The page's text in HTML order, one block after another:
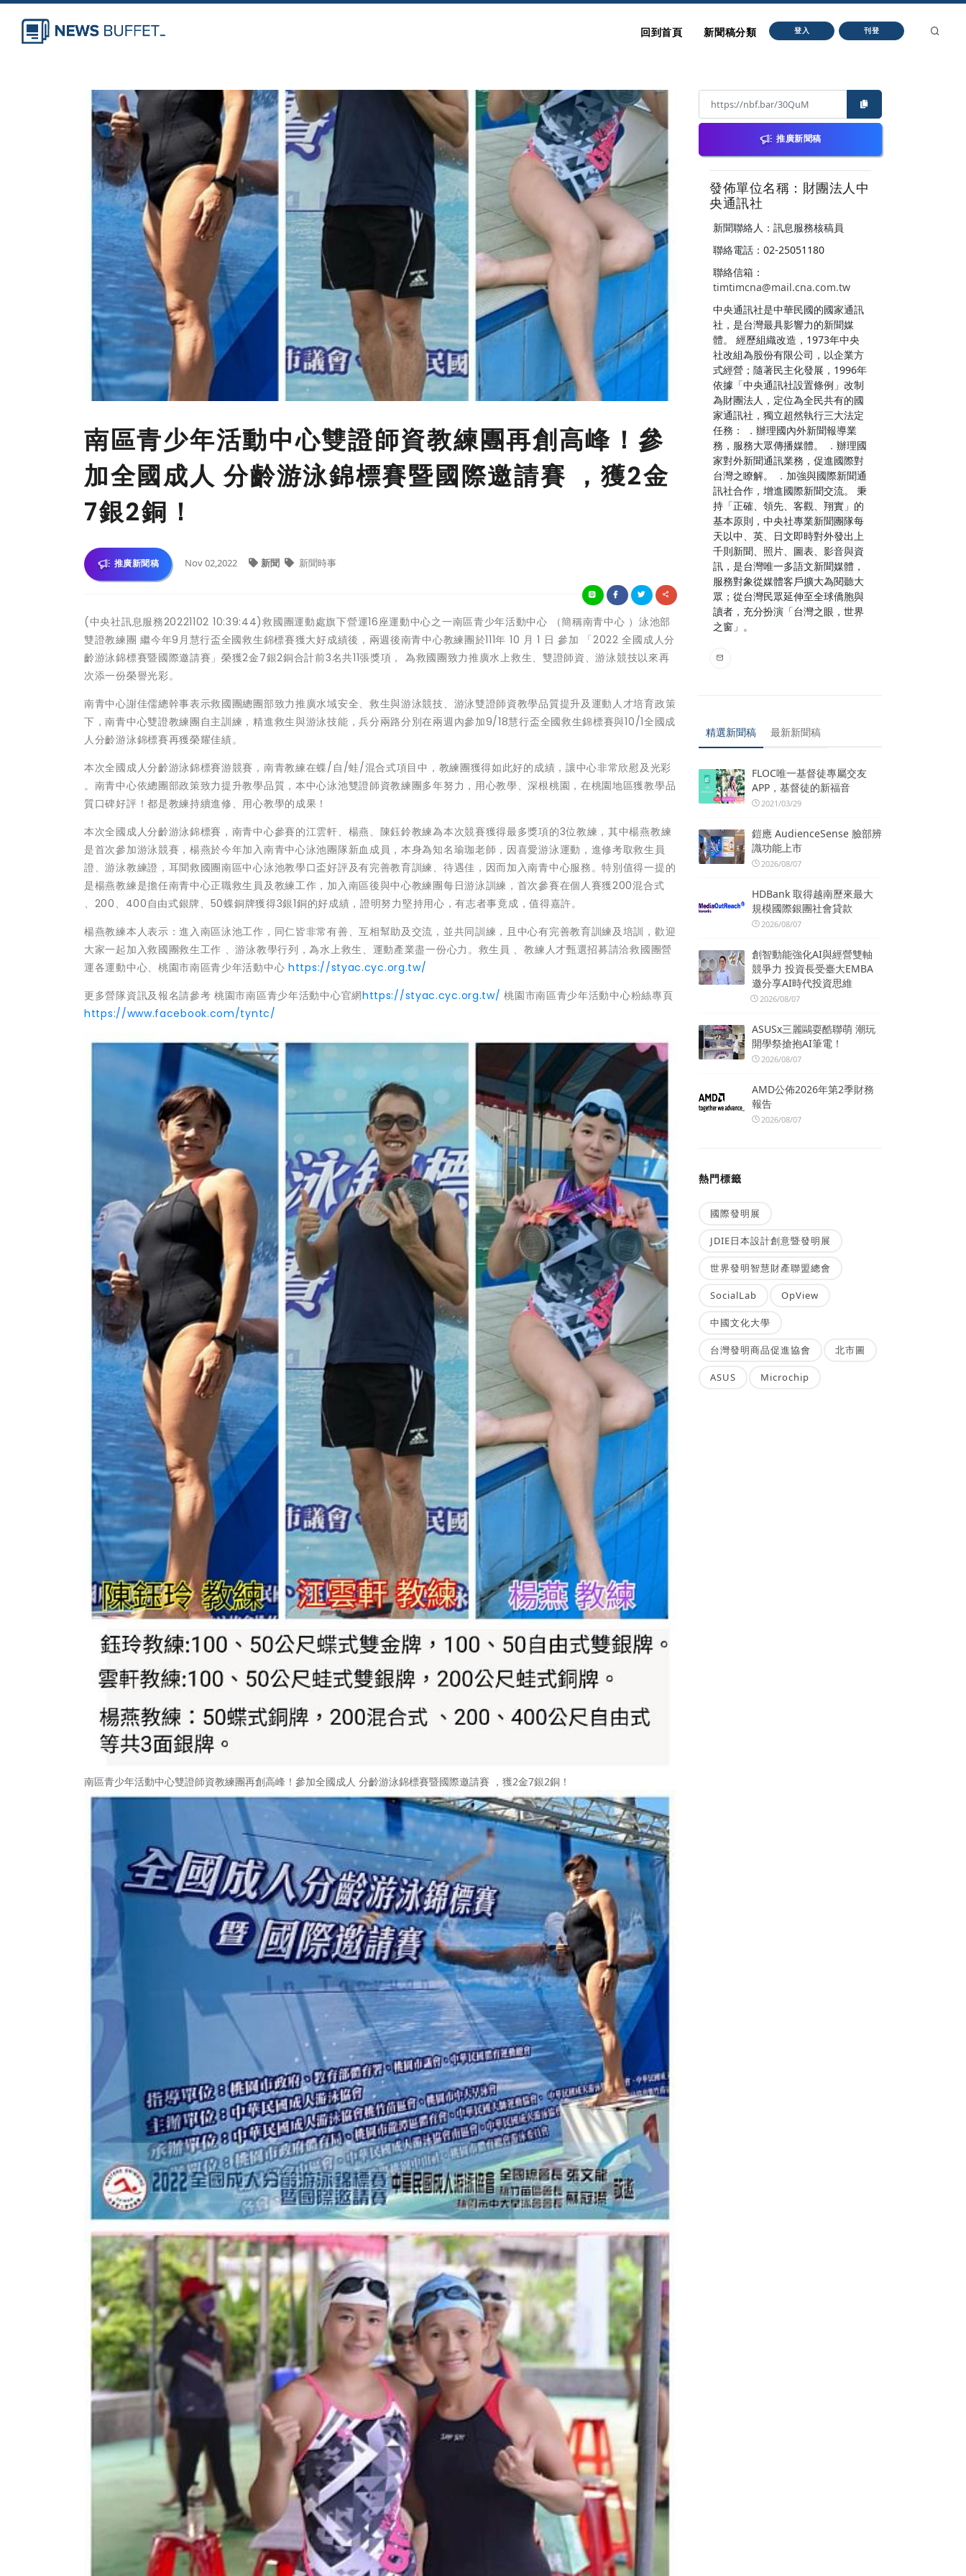
回到首頁 新聞稿分類 登入 刊登
南區青少年活動中心雙證師資教練團再創高峰！參
加全國成人 分齡游泳錦標賽暨國際邀請賽 ，獲2金
7銀2銅！
推廣新聞稿 Nov 02,2022 新聞 新聞時事
(中央社訊息服務20221102 10:39:44)救國團運動處旗下營運16座運動中心之一南區青少年活動中心 （簡稱南青中心 ）泳池部
雙證教練團 繼今年9月慧行盃全國救生錦標賽獲大好成績後，兩週後南青中心教練團於111年 10 月 1 日 參加 「2022 全國成人分
齡游泳錦標賽暨國際邀請賽」榮獲2金7銀2銅合計前3名共11張獎項， 為救國團致力推廣水上救生、雙證師資、游泳競技以來再
次添一份榮譽光彩。
南青中心謝佳儒總幹事表示救國團總團部致力推廣水域安全、救生與游泳競技、游泳雙證師資教學品質提升及運動人才培育政策
下，南青中心雙證教練團自主訓練，精進救生與游泳技能，兵分兩路分別在兩週內參加9/18慧行盃全國救生錦標賽與10/1全國成
人分齡游泳錦標賽再獲榮耀佳績。
本次全國成人分齡游泳錦標賽游競賽，南青教練在蝶/自/蛙/混合式項目中，教練團獲得如此好的成績，讓中心非常欣慰及光彩
。南青中心依總團部政策致力提升教學品質，本中心泳池雙證師資教練團多年努力，用心教學、深根桃園，在桃園地區獲教學品
質口碑好評！都是教練持續進修、用心教學的成果！
本次全國成人分齡游泳錦標賽，南青中心參賽的江雲軒、楊燕、陳鈺鈴教練為本次競賽獲得最多獎項的3位教練，其中楊燕教練
是首次參加游泳競賽，楊燕於今年加入南青中心泳池團隊新血成員，本身為知名瑜珈老師，因喜愛游泳運動，進修考取救生員
證、游泳教練證，耳聞救國團南區中心泳池教學口盃好評及有完善教育訓練、待遇佳，因而加入南青中心服務。特別值得一提的
是楊燕教練是擔任南青中心正職救生員及教練工作，加入南區後與中心教練團每日游泳訓練，首次參賽在個人賽獲200混合式
、200、400自由式銀牌、50蝶銅牌獲得3銀1銅的好成績，證明努力堅持用心，有志者事竟成，值得嘉許。
楊燕教練本人表示：進入南區泳池工作，同仁皆非常有善、互相幫助及交流，並共同訓練，且中心有完善教育訓練及培訓，歡迎
大家一起加入救國團救生工作 、游泳教學行列，為水上救生、運動產業盡一份心力。救生員 、教練人才甄選招募請洽救國團營
運各運動中心、桃園市南區青少年活動中心 https://styac.cyc.org.tw/
更多營隊資訊及報名請參考 桃園市南區青少年活動中心官網https://styac.cyc.org.tw/ 桃園市南區青少年活動中心粉絲專頁
https://www.facebook.com/tyntc/
南區青少年活動中心雙證師資教練團再創高峰！參加全國成人 分齡游泳錦標賽暨國際邀請賽 ，獲2金7銀2銅！
推廣新聞稿
發佈單位名稱：財團法人中
央通訊社
新聞聯絡人：訊息服務核稿員
聯絡電話：02-25051180
聯絡信箱：
timtimcna@mail.cna.com.tw
中央通訊社是中華民國的國家通訊
社，是台灣最具影響力的新聞媒
體。 經歷組織改造，1973年中央
社改組為股份有限公司，以企業方
式經營；隨著民主化發展，1996年
依據「中央通訊社設置條例」改制
為財團法人，定位為全民共有的國
家通訊社，獨立超然執行三大法定
任務： ．辦理國內外新聞報導業
務，服務大眾傳播媒體。 ．辦理國
家對外新聞通訊業務，促進國際對
台灣之瞭解。 ．加強與國際新聞通
訊社合作，增進國際新聞交流。 秉
持「正確、領先、客觀、翔實」的
基本原則，中央社專業新聞團隊每
天以中、英、日文即時對外發出上
千則新聞、照片、圖表、影音與資
訊，是台灣唯一多語文新聞媒體，
服務對象從媒體客戶擴大為閱聽大
眾；從台灣民眾延伸至全球僑胞與
讀者，充分扮演「台灣之眼，世界
之窗」。
精選新聞稿 最新新聞稿
FLOC唯一基督徒專屬交友
APP，基督徒的新福音
2021/03/29
鎧應 AudienceSense 臉部辨
識功能上市
2026/08/07
HDBank 取得越南歷來最大
規模國際銀團社會貸款
2026/08/07
創智動能強化AI與經營雙軸
競爭力 投資長受臺大EMBA
邀分享AI時代投資思維
2026/08/07
ASUSx三麗鷗耍酷聯萌 潮玩
開學祭搶抱AI筆電！
2026/08/07
AMD公佈2026年第2季財務
報告
2026/08/07
熱門標籤
國際發明展
JDIE日本設計創意暨發明展
世界發明智慧財產聯盟總會
SocialLab OpView
中國文化大學
台灣發明商品促進協會 北市圖
ASUS Microchip